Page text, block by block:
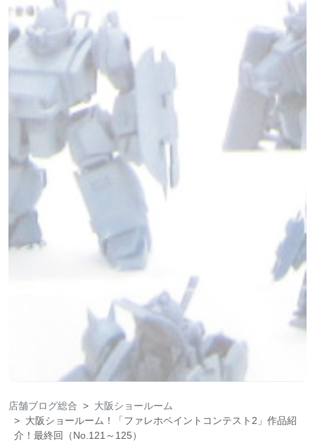
店舗ブログ総合
大阪ショールーム
大阪ショールーム！「ファレホペイントコンテスト2」作品紹
介！最終回（No.121～125）